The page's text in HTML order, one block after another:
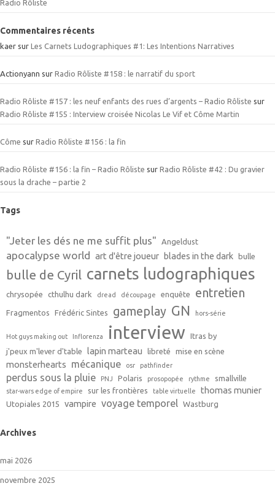
Radio Rôliste
Commentaires récents
kaer sur Les Carnets Ludographiques #1: Les Intentions Narratives
Actionyann sur Radio Rôliste #158 : le narratif du sport
Radio Rôliste #157 : les neuf enfants des rues d’argents – Radio Rôliste sur
Radio Rôliste #155 : Interview croisée Nicolas Le Vif et Côme Martin
Côme sur Radio Rôliste #156 : la fin
Radio Rôliste #156 : la fin – Radio Rôliste sur Radio Rôliste #42 : Du gravier
sous la drache – partie 2
Tags
"Jeter les dés ne me suffit plus" Angeldust
apocalypse world art d'être joueur blades in the dark bulle
bulle de Cyril carnets ludographiques
chrysopée cthulhu dark dread découpage enquête entretien
Fragmentos Frédéric Sintes gameplay GN hors-série
Hot guys making out Inflorenza interview
Itras by
j'peux m'lever d'table
lapin marteau libreté mise en scène
monsterhearts mécanique osr pathfinder
perdus sous la pluie PNJ Polaris prosopopée rythme smallville
star-wars edge of empire sur les frontières table virtuelle thomas munier
Utopiales 2015 vampire voyage temporel Wastburg
Archives
mai 2026
novembre 2025